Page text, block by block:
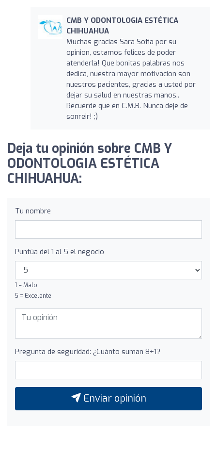
CMB Y ODONTOLOGIA ESTÉTICA
CHIHUAHUA
Muchas gracias Sara Sofia por su
opinion, estamos felices de poder
atenderla! Que bonitas palabras nos
dedica, nuestra mayor motivacion son
nuestros pacientes, gracias a usted por
dejar su salud en nuestras manos..
Recuerde que en C.M.B. Nunca deje de
sonreir! ;)
Deja tu opinión sobre CMB Y
ODONTOLOGIA ESTÉTICA
CHIHUAHUA:
Tu nombre
Puntúa del 1 al 5 el negocio
1 = Malo
5 = Excelente
Pregunta de seguridad: ¿Cuánto suman 8+1?
Enviar opinión